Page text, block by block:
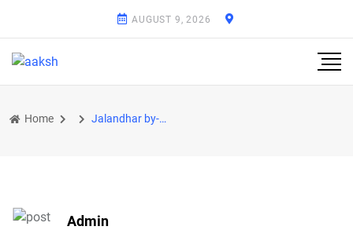
AUGUST 9, 2026
Home Jalandhar by-election: Independent candidate Raj Kumar filed first nomination
Admin